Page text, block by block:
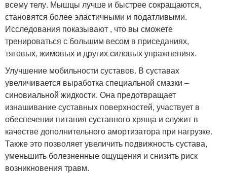
всему телу. Мышцы лучше и быстрее сокращаются,
становятся более эластичными и податливыми.
Исследования показывают , что вы сможете
тренироваться с большим весом в приседаниях,
тяговых, жимовых и других силовых упражнениях.
Улучшение мобильности суставов. В суставах
увеличивается выработка специальной смазки –
синовиальной жидкости. Она предотвращает
изнашивание суставных поверхностей, участвует в
обеспечении питания суставного хряща и служит в
качестве дополнительного амортизатора при нагрузке.
Также это позволяет увеличить подвижность сустава,
уменьшить болезненные ощущения и снизить риск
возникновения травм.